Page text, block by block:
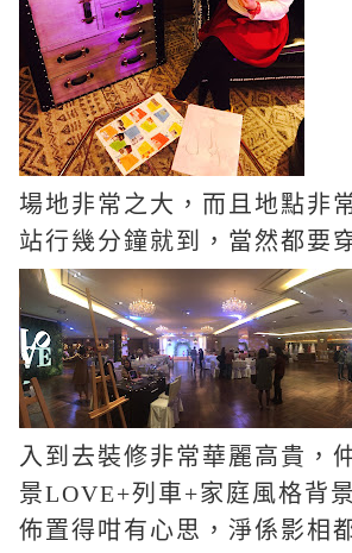
場地非常之大，而且地點非
站行幾分鐘就到，當然都要
入到去裝修非常華麗高貴，
景LOVE+列車+家庭風格背景
佈置得咁有心思，淨係影